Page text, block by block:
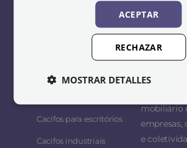
Cacifos para vestiários
Cacifos para ginásios
Armazenamento de
Cacifos para escritórios
Cacifos industriais
Mobenka
somos
design,
mobiliário
empresas,
e
ACEPTAR
RECHAZAR
MOSTRAR DETALLES